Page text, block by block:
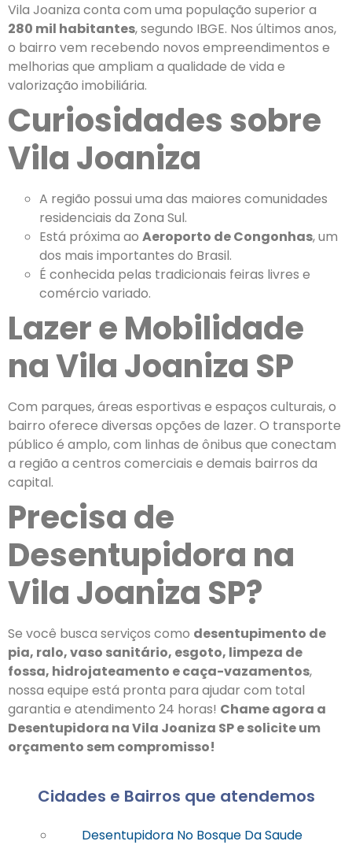
Vila Joaniza conta com uma população superior a
280 mil habitantes, segundo IBGE. Nos últimos anos,
o bairro vem recebendo novos empreendimentos e
melhorias que ampliam a qualidade de vida e
valorização imobiliária.
Curiosidades sobre
Vila Joaniza
A região possui uma das maiores comunidades
residenciais da Zona Sul.
Está próxima ao Aeroporto de Congonhas, um
dos mais importantes do Brasil.
É conhecida pelas tradicionais feiras livres e
comércio variado.
Lazer e Mobilidade
na Vila Joaniza SP
Com parques, áreas esportivas e espaços culturais, o
bairro oferece diversas opções de lazer. O transporte
público é amplo, com linhas de ônibus que conectam
a região a centros comerciais e demais bairros da
capital.
Precisa de
Desentupidora na
Vila Joaniza SP?
Se você busca serviços como desentupimento de
pia, ralo, vaso sanitário, esgoto, limpeza de
fossa, hidrojateamento e caça-vazamentos,
nossa equipe está pronta para ajudar com total
garantia e atendimento 24 horas! Chame agora a
Desentupidora na Vila Joaniza SP e solicite um
orçamento sem compromisso!
Cidades e Bairros que atendemos
Desentupidora No Bosque Da Saude